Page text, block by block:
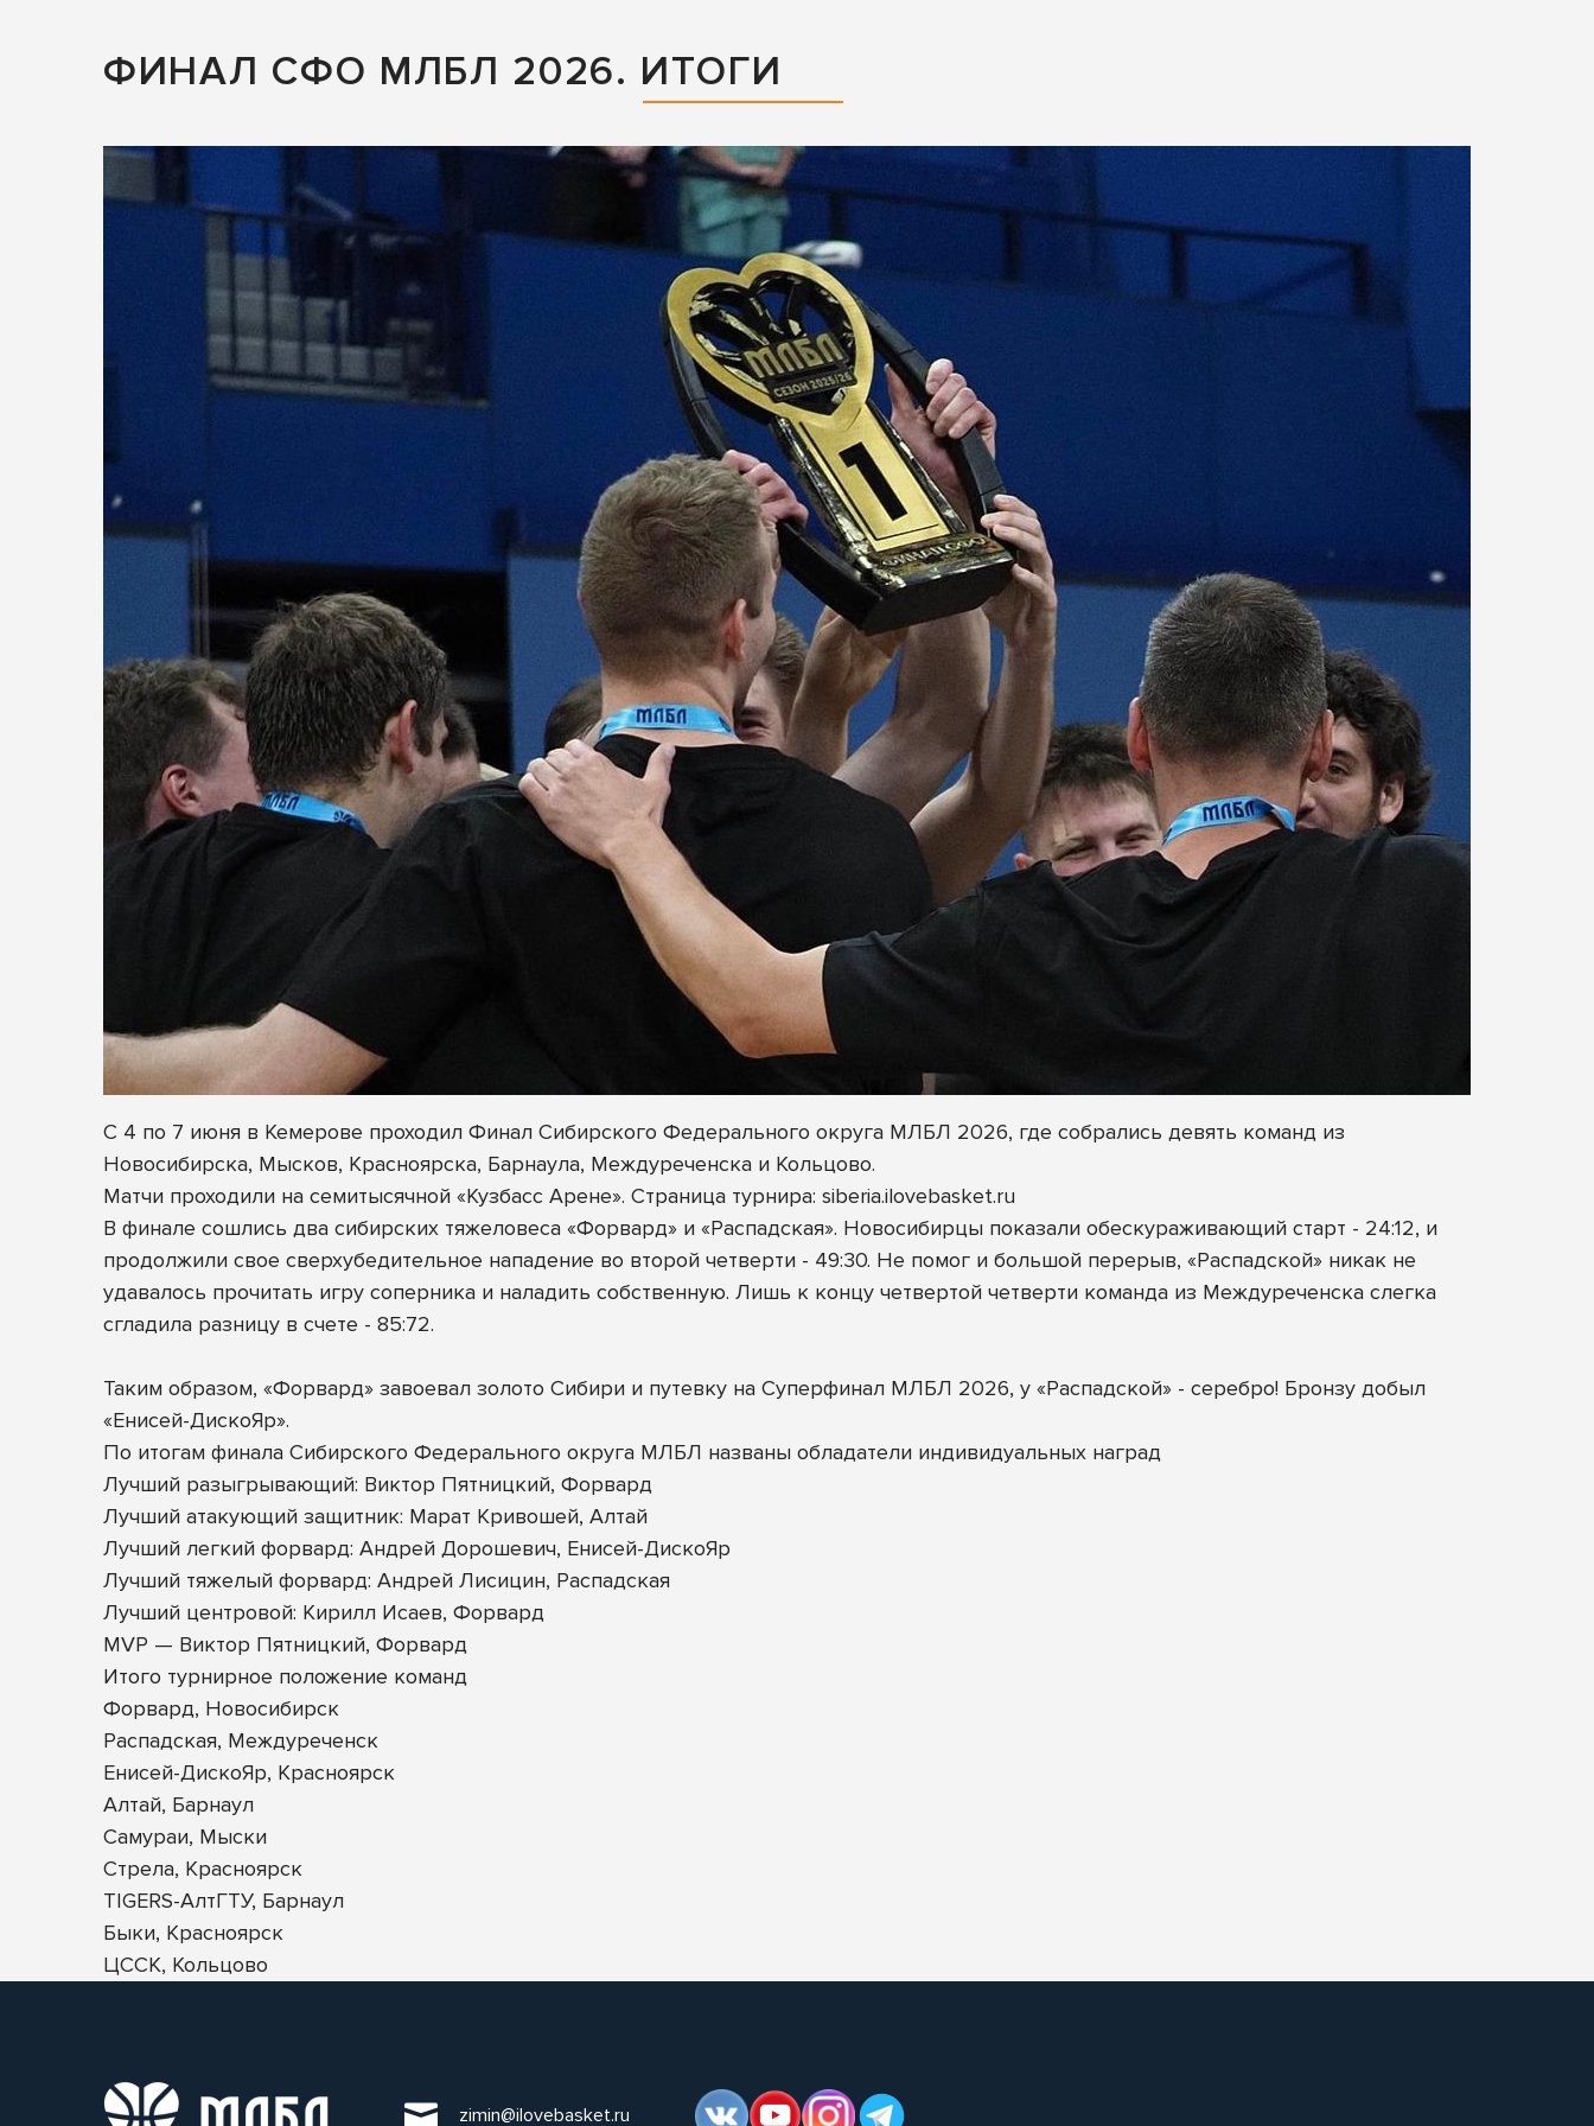
ФИНАЛ СФО МЛБЛ 2026. ИТОГИ
С 4 по 7 июня в Кемерове проходил Финал Сибирского Федерального округа МЛБЛ 2026, где собрались девять команд из
Новосибирска, Мысков, Красноярска, Барнаула, Междуреченска и Кольцово.
Матчи проходили на семитысячной «Кузбасс Арене». Страница турнира: siberia.ilovebasket.ru
В финале сошлись два сибирских тяжеловеса «Форвард» и «Распадская». Новосибирцы показали обескураживающий старт - 24:12, и
продолжили свое сверхубедительное нападение во второй четверти - 49:30. Не помог и большой перерыв, «Распадской» никак не
удавалось прочитать игру соперника и наладить собственную. Лишь к концу четвертой четверти команда из Междуреченска слегка
сгладила разницу в счете - 85:72.
Таким образом, «Форвард» завоевал золото Сибири и путевку на Суперфинал МЛБЛ 2026, у «Распадской» - серебро! Бронзу добыл
«Енисей-ДискоЯр».
По итогам финала Сибирского Федерального округа МЛБЛ названы обладатели индивидуальных наград
Лучший разыгрывающий: Виктор Пятницкий, Форвард
Лучший атакующий защитник: Марат Кривошей, Алтай
Лучший легкий форвард: Андрей Дорошевич, Енисей-ДискоЯр
Лучший тяжелый форвард: Андрей Лисицин, Распадская
Лучший центровой: Кирилл Исаев, Форвард
MVP — Виктор Пятницкий, Форвард
Итого турнирное положение команд
Форвард, Новосибирск
Распадская, Междуреченск
Енисей-ДискоЯр, Красноярск
Алтай, Барнаул
Самураи, Мыски
Стрела, Красноярск
TIGERS-АлтГТУ, Барнаул
Быки, Красноярск
ЦССК, Кольцово
zimin@ilovebasket.ru